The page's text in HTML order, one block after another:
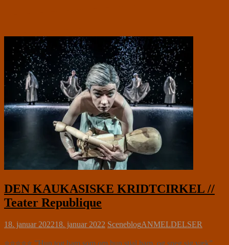
DEN KAUKASISKE KRIDTCIRKEL //
Teater Republique
18. januar 202218. januar 2022 SceneblogANMELDELSER